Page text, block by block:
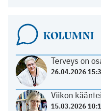
KOLUMNI
Terveys on
26.04.2026
Viikon
15.03.2026